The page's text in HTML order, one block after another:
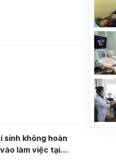
sinh không hoàn
làm việc tại